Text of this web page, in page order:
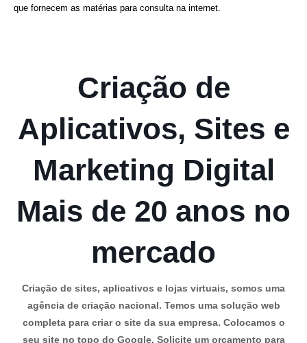
que fornecem as matérias para consulta na internet.
Criação de
Aplicativos, Sites e
Marketing Digital
Mais de 20 anos no
mercado
Criação de sites, aplicativos e lojas virtuais, somos uma
agência de criação nacional. Temos uma solução web
completa para criar o site da sua empresa. Colocamos o
seu site no topo do Google. Solicite um orçamento para